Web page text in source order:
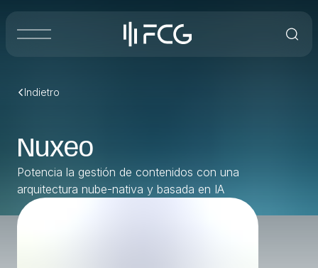
Indietro
Nuxeo
Potencia la gestión de contenidos con una
arquitectura nube-nativa y basada en IA